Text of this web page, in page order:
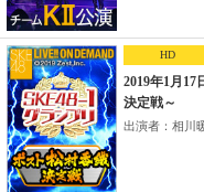
HD
2019年1月17
決定戦～
出演者：相川